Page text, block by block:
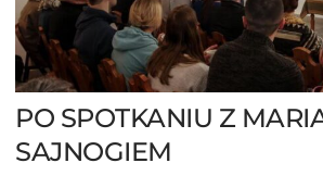
PO SPOTKANIU Z
SAJNOGIEM